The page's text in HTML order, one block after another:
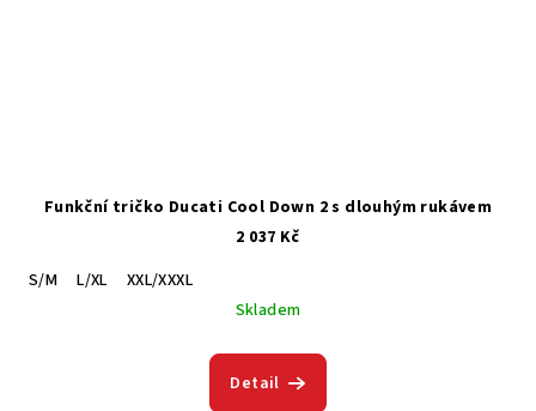
Funkční tričko Ducati Cool Down 2 s dlouhým rukávem
2 037 Kč
S/M
L/XL
XXL/XXXL
Skladem
Detail